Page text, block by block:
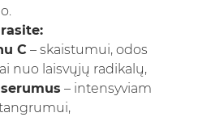
C – skaistumui, odos
nuo laisvųjų radikalų,
– intensyviam